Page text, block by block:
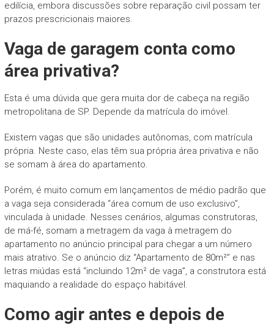
edilícia, embora discussões sobre reparação civil possam ter
prazos prescricionais maiores.
Vaga de garagem conta como
área privativa?
Esta é uma dúvida que gera muita dor de cabeça na região
metropolitana de SP. Depende da matrícula do imóvel.
Existem vagas que são unidades autônomas, com matrícula
própria. Neste caso, elas têm sua própria área privativa e não
se somam à área do apartamento.
Porém, é muito comum em lançamentos de médio padrão que
a vaga seja considerada “área comum de uso exclusivo”,
vinculada à unidade. Nesses cenários, algumas construtoras,
de má-fé, somam a metragem da vaga à metragem do
apartamento no anúncio principal para chegar a um número
mais atrativo. Se o anúncio diz “Apartamento de 80m²” e nas
letras miúdas está “incluindo 12m² de vaga”, a construtora está
maquiando a realidade do espaço habitável.
Como agir antes e depois de